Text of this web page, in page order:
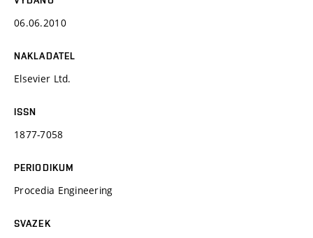
06.06.2010
NAKLADATEL
Elsevier Ltd.
ISSN
1877-7058
PERIODIKUM
Procedia Engineering
SVAZEK